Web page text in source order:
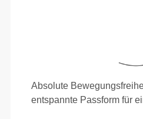
Absolute
entspannte Passform für